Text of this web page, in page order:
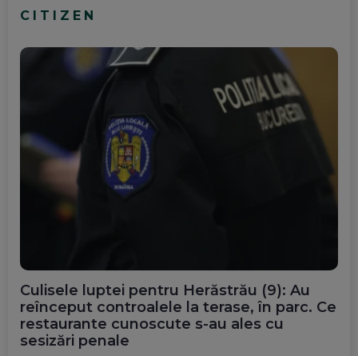
CITIZEN
Culisele luptei pentru Herăstrău (9): Au
reînceput controalele la terase, în parc. Ce
restaurante cunoscute s-au ales cu
sesizări penale